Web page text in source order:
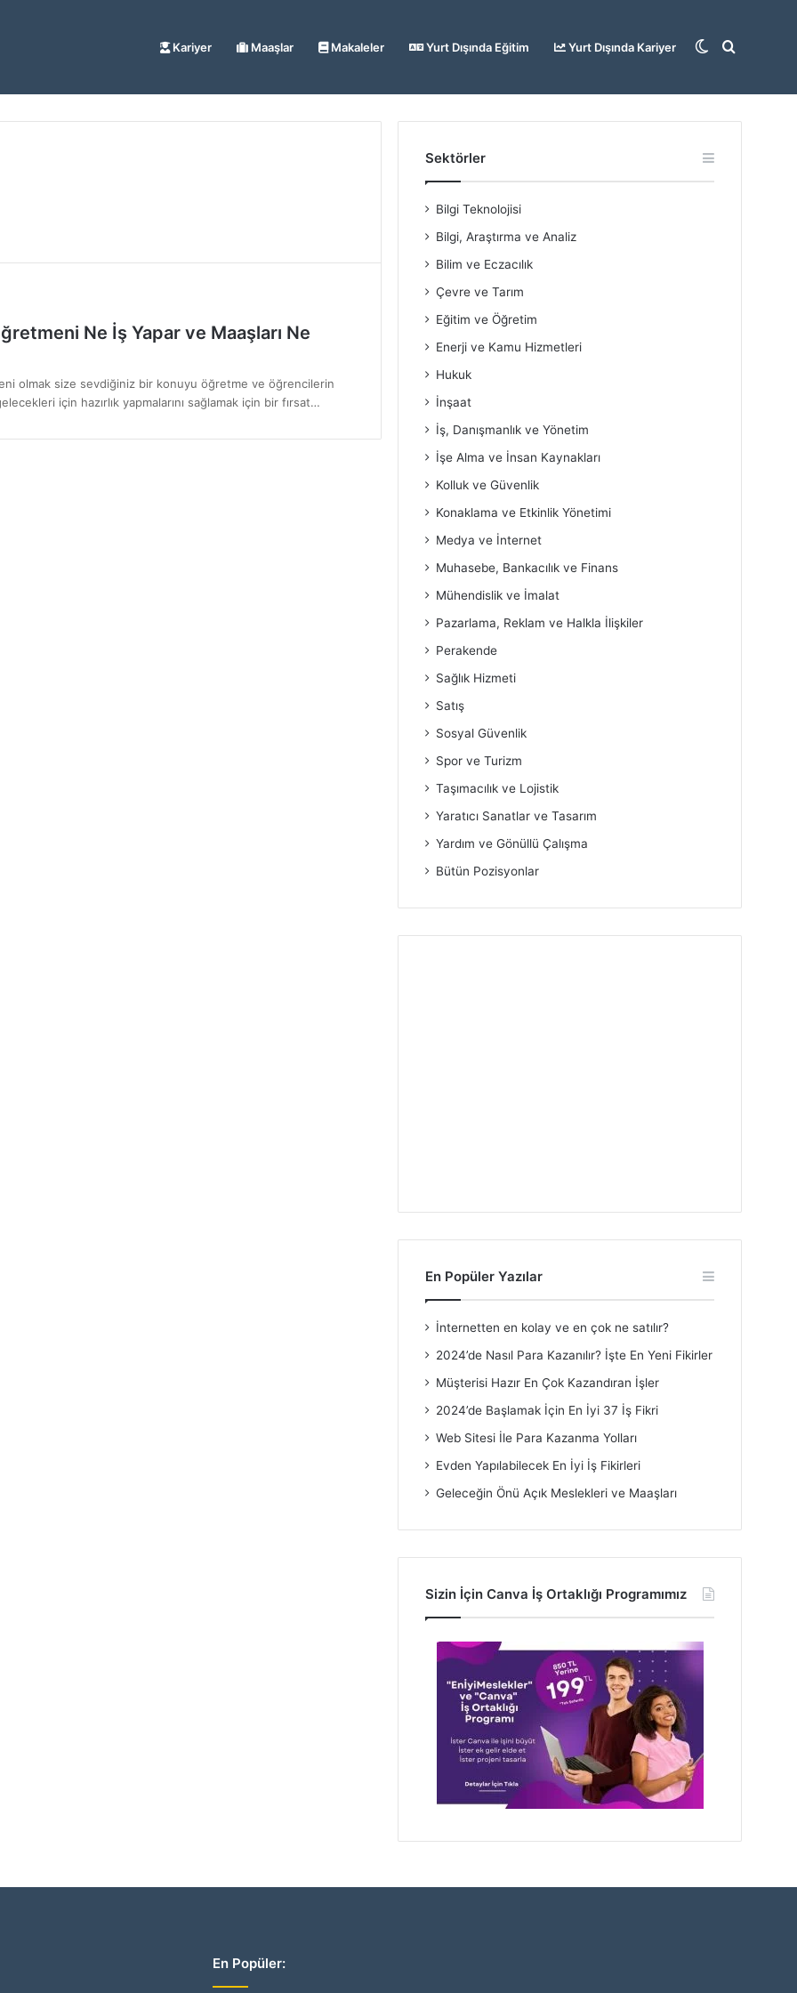
Kariyer Maaşlar Makaleler Yurt Dışında Eğitim Yurt Dışında Kariyer Arama
Dış
Ne İş Yapar ve Maaşları Ne
olmak size sevdiğiniz bir konuyu öğretme ve öğrencilerin
için hazırlık yapmalarını sağlamak için bir fırsat…
Sektörler
Bilgi Teknolojisi
Bilgi, Araştırma ve Analiz
Bilim ve Eczacılık
Çevre ve Tarım
Eğitim ve Öğretim
Enerji ve Kamu Hizmetleri
Hukuk
İnşaat
İş, Danışmanlık ve Yönetim
İşe Alma ve İnsan Kaynakları
Kolluk ve Güvenlik
Konaklama ve Etkinlik Yönetimi
Medya ve İnternet
Muhasebe, Bankacılık ve Finans
Mühendislik ve İmalat
Pazarlama, Reklam ve Halkla İlişkiler
Perakende
Sağlık Hizmeti
Satış
Sosyal Güvenlik
Spor ve Turizm
Taşımacılık ve Lojistik
Yaratıcı Sanatlar ve Tasarım
Yardım ve Gönüllü Çalışma
Bütün Pozisyonlar
En Popüler Yazılar
İnternetten en kolay ve en çok ne satılır?
2024’de Nasıl Para Kazanılır? İşte En Yeni Fikirler
Müşterisi Hazır En Çok Kazandıran İşler
2024’de Başlamak İçin En İyi 37 İş Fikri
Web Sitesi İle Para Kazanma Yolları
Evden Yapılabilecek En İyi İş Fikirleri
Geleceğin Önü Açık Meslekleri ve Maaşları
Sizin İçin Canva İş Ortaklığı Programımız
En Popüler: